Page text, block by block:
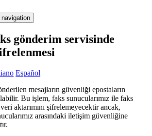
navigation
gönderim servisinde
Español
mesajların güvenliği epostaların
Bu işlem, faks sunucularımız ile faks
aktarımını şifrelemeyecektir ancak,
arasındaki iletişim güvenliğine